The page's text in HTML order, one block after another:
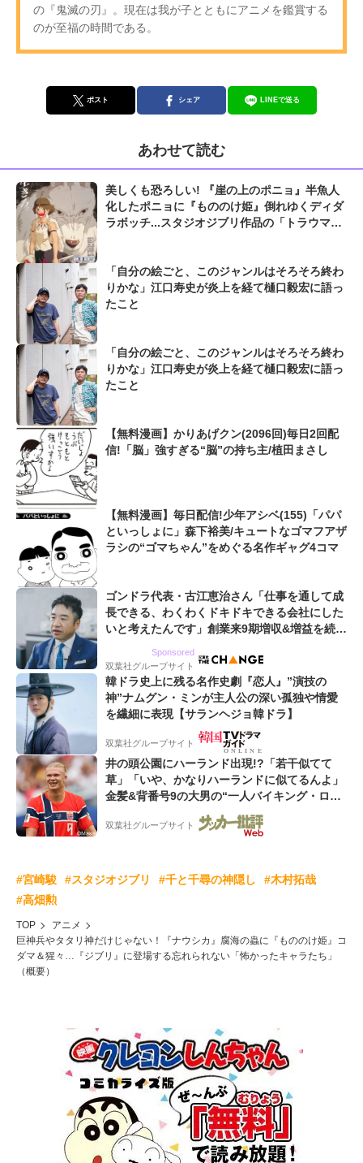
の『鬼滅の刃』。現在は我が子とともにアニメを鑑賞する
のが至福の時間である。
ポスト シェア LINEで送る
あわせて読む
美しくも恐ろしい! 『崖の上のポニョ』半魚人
化したポニョに『もののけ姫』倒れゆくディダ
ラボッチ...スタジオジブリ作品の「トラウマ級
「自分の絵ごと、このジャンルはそろそろ終わ
りかな」江口寿史が炎上を経て樋口毅宏に語っ
たこと
「自分の絵ごと、このジャンルはそろそろ終わ
りかな」江口寿史が炎上を経て樋口毅宏に語っ
たこと
【無料漫画】かりあげクン(2096回)毎日2回配
信!「脳」強すぎる“脳”の持ち主/植田まさし
【無料漫画】毎日配信!少年アシベ(155)「パパ
といっしょに」森下裕美/キュートなゴマフアザ
ラシの“ゴマちゃん”をめぐる名作ギャグ4コマ
ゴンドラ代表・古江恵治さん「仕事を通して成
長できる、わくわくドキドキできる会社にした
いと考えたんです」創業来9期増収&増益を続け
Sponsored
双葉社グループサイト
韓ドラ史上に残る名作史劇『恋人』”演技の
神”ナムグン・ミンが主人公の深い孤独や情愛
を繊細に表現【サランヘジョ韓ドラ】
双葉社グループサイト
井の頭公園にハーランド出現!?「若干似てて
草」「いや、かなりハーランドに似てるんよ」
金髪&背番号9の大男の“一人バイキング・ロ
ー”映像が話題!「元気をもらった」
双葉社グループサイト
#宮崎駿 #スタジオジブリ #千と千尋の神隠し
#木村拓哉
#高畑勲
TOP
アニメ
巨神兵やタタリ神だけじゃない！『ナウシカ』腐海の蟲に『もののけ姫』コ
ダマ＆猩々…『ジブリ』に登場する忘れられない「怖かったキャラたち」
（概要）